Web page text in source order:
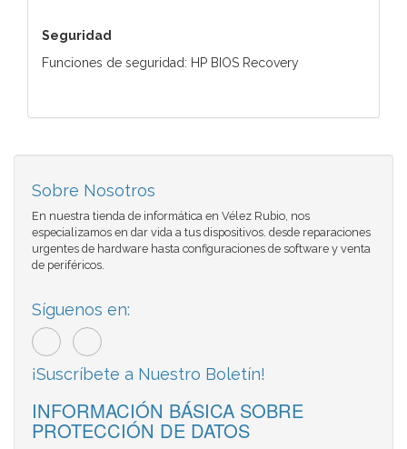
Seguridad
Funciones de seguridad: HP BIOS Recovery
Sobre Nosotros
En nuestra tienda de informática en Vélez Rubio, nos
especializamos en dar vida a tus dispositivos. desde reparaciones
urgentes de hardware hasta configuraciones de software y venta
de periféricos.
Síguenos en:
¡Suscríbete a Nuestro Boletín!
INFORMACIÓN BÁSICA SOBRE
PROTECCIÓN DE DATOS